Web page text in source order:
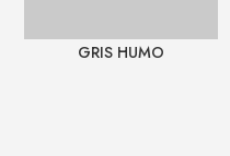
GRIS HUMO